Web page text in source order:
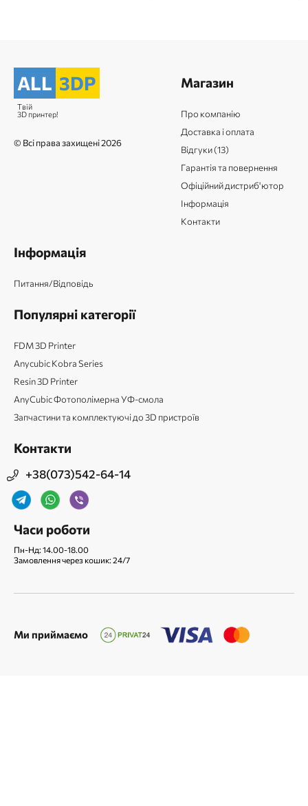
ALL 3DP
Твій
3D принтер!
© Всі права захищені 2026
Магазин
Про компанію
Доставка і оплата
Відгуки (13)
Гарантія та повернення
Офіційний дистриб'ютор
Інформація
Контакти
Інформація
Питання/Відповідь
Популярні категорії
FDM 3D Printer
Anycubic Kobra Series
Resin 3D Printer
AnyCubic Фотополімерна УФ-смола
Запчастини та комплектуючі до 3D пристроїв
Контакти
+38(073)542-64-14
Часи роботи
Пн-Нд: 14.00-18.00
Замовлення через кошик: 24/7
Ми приймаємо